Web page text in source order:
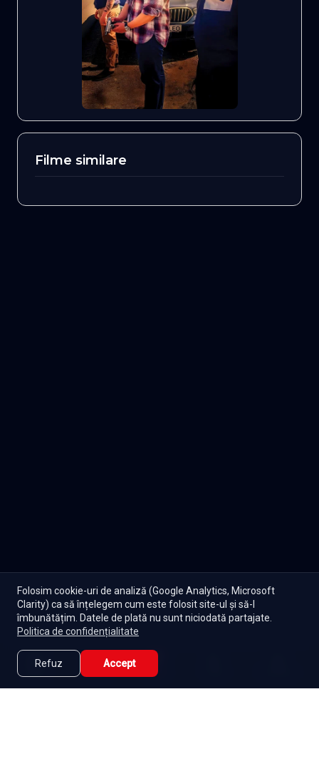
Folosim cookie-uri de analiză (Google Analytics, Microsoft
Clarity) ca să înțelegem cum este folosit site-ul și să-l
îmbunătățim. Datele de plată nu sunt niciodată partajate.
Politica de confidențialitate
Refuz Accept
Filme similare
Filme